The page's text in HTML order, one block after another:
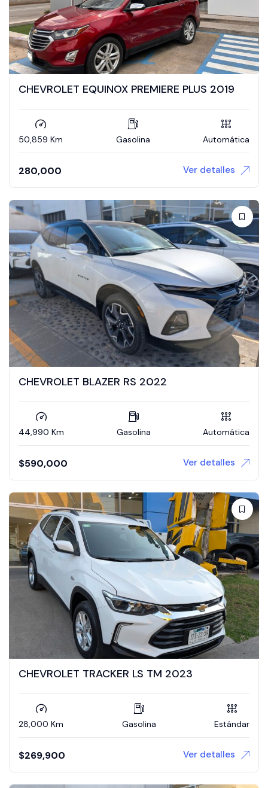
CHEVROLET EQUINOX PREMIERE PLUS 2019
50,859 Km Gasolina Automática
280,000 Ver detalles
CHEVROLET BLAZER RS 2022
44,990 Km Gasolina Automática
$590,000 Ver detalles
CHEVROLET TRACKER LS TM 2023
28,000 Km Gasolina Estándar
$269,900 Ver detalles